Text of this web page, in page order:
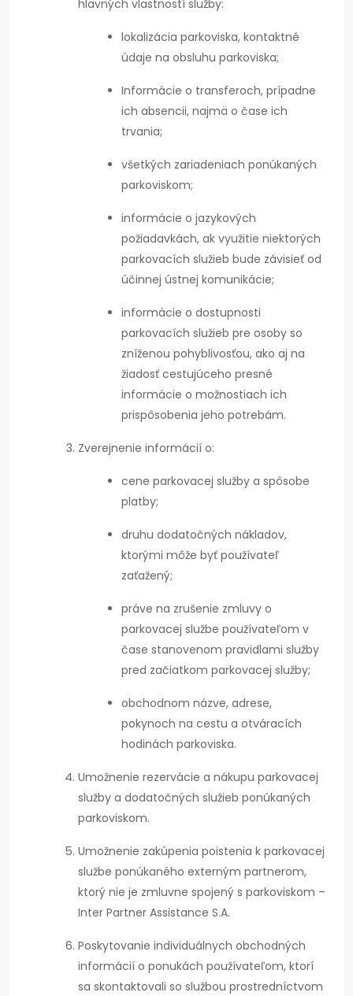
hlavných vlastností služby:
lokalizácia parkoviska, kontaktné
údaje na obsluhu parkoviska;
Informácie o transferoch, prípadne
ich absencii, najmä o čase ich
trvania;
všetkých zariadeniach ponúkaných
parkoviskom;
informácie o jazykových
požiadavkách, ak využitie niektorých
parkovacích služieb bude závisieť od
účinnej ústnej komunikácie;
informácie o dostupnosti
parkovacích služieb pre osoby so
zníženou pohyblivosťou, ako aj na
žiadosť cestujúceho presné
informácie o možnostiach ich
prispôsobenia jeho potrebám.
Zverejnenie informácií o:
cene parkovacej služby a spôsobe
platby;
druhu dodatočných nákladov,
ktorými môže byť používateľ
zaťažený;
práve na zrušenie zmluvy o
parkovacej službe používateľom v
čase stanovenom pravidlami služby
pred začiatkom parkovacej služby;
obchodnom názve, adrese,
pokynoch na cestu a otváracích
hodinách parkoviska.
Umožnenie rezervácie a nákupu parkovacej
služby a dodatočných služieb ponúkaných
parkoviskom.
Umožnenie zakúpenia poistenia k parkovacej
službe ponúkaného externým partnerom,
ktorý nie je zmluvne spojený s parkoviskom –
Inter Partner Assistance S.A.
Poskytovanie individuálnych obchodných
informácií o ponukách používateľom, ktorí
sa skontaktovali so službou prostredníctvom